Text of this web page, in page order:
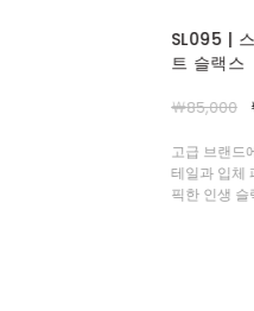
HPT051 |
쏙 감추고,
부터 초가을